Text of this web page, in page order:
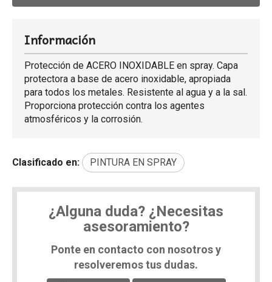
Información
Protección de ACERO INOXIDABLE en spray. Capa
protectora a base de acero inoxidable, apropiada
para todos los metales. Resistente al agua y a la sal.
Proporciona protección contra los agentes
atmosféricos y la corrosión.
Clasificado en: PINTURA EN SPRAY
¿Alguna duda? ¿Necesitas
asesoramiento?
Ponte en contacto con nosotros y
resolveremos tus dudas.